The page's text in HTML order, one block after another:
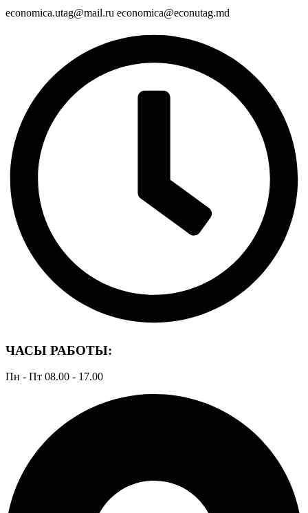
economica.utag@mail.ru economica@econutag.md
ЧАСЫ РАБОТЫ:
Пн - Пт 08.00 - 17.00